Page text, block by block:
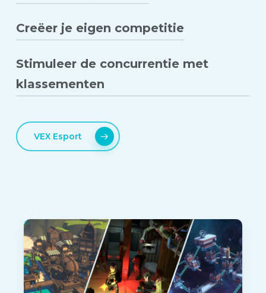
onze speler-app, die naadloze registratie,
statistieken bijhouden en esports-updates
rechtstreeks vanuit hun portemonnee biedt!
Laat het systeem demarketingdoen dankzij
geautomatiseerde promotie op tv's, website-
integratie en zelfs e-mailupdates om
herhaalbezoeken te stimuleren
Creëer je eigen competitie
Geef uw krachtesportsvisie met onze
uitgebreide tools voor het maken van
competities, die de betrokkenheid van de
stimuleren.
Stimuleer de concurrentie met
klassementen
lokale klassementen en motiveer spelers om
hun voortgang bij te houden, doelen te
VEX Esport